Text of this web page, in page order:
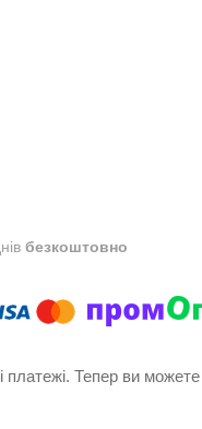
безкоштовно
платежі. Тепер ви